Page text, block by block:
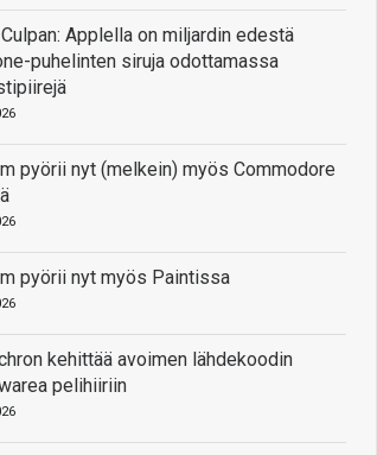
Applella on miljardin edestä
puhelinten siruja odottamassa
pyörii nyt (melkein) myös Commodore
pyörii nyt myös Paintissa
kehittää avoimen lähdekoodin
pelihiiriin